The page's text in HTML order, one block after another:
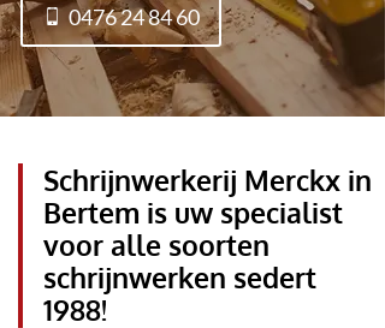
0476 24 84 60
Schrijnwerkerij Merckx in
Bertem is uw specialist
voor alle soorten
schrijnwerken sedert
1988!